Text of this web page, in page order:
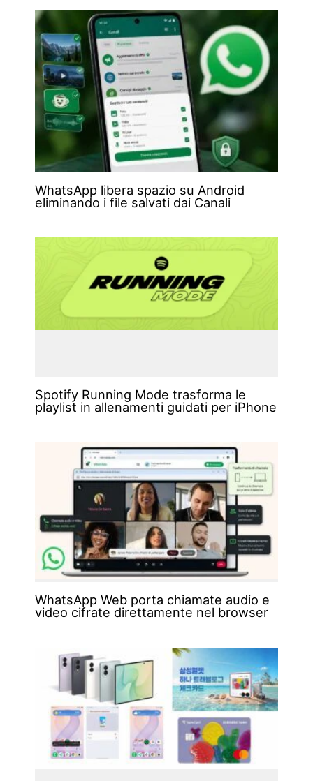
WhatsApp libera spazio su Android
eliminando i file salvati dai Canali
Spotify Running Mode trasforma le
playlist in allenamenti guidati per iPhone
WhatsApp Web porta chiamate audio e
video cifrate direttamente nel browser